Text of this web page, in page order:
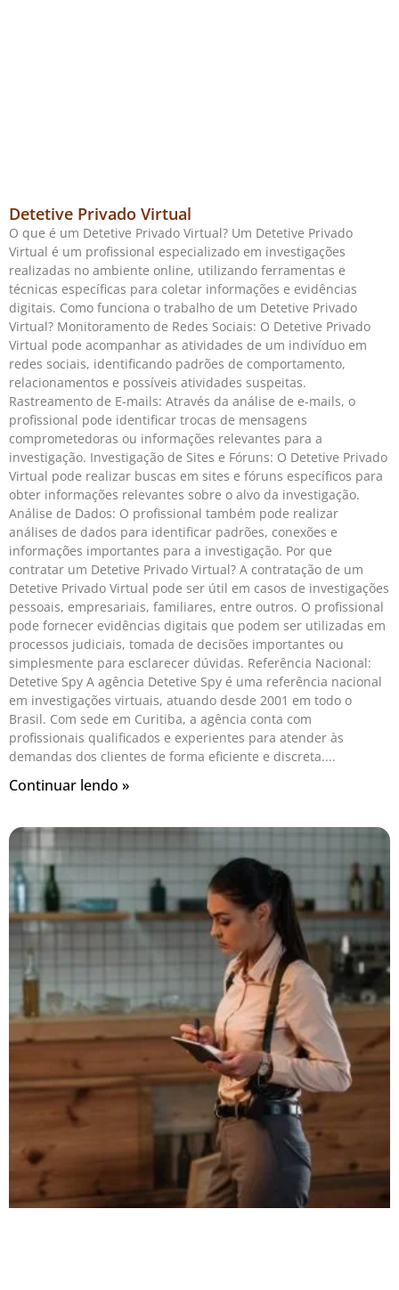
Detetive Privado Virtual
O que é um Detetive Privado Virtual? Um Detetive Privado
Virtual é um profissional especializado em investigações
realizadas no ambiente online, utilizando ferramentas e
técnicas específicas para coletar informações e evidências
digitais. Como funciona o trabalho de um Detetive Privado
Virtual? Monitoramento de Redes Sociais: O Detetive Privado
Virtual pode acompanhar as atividades de um indivíduo em
redes sociais, identificando padrões de comportamento,
relacionamentos e possíveis atividades suspeitas.
Rastreamento de E-mails: Através da análise de e-mails, o
profissional pode identificar trocas de mensagens
comprometedoras ou informações relevantes para a
investigação. Investigação de Sites e Fóruns: O Detetive Privado
Virtual pode realizar buscas em sites e fóruns específicos para
obter informações relevantes sobre o alvo da investigação.
Análise de Dados: O profissional também pode realizar
análises de dados para identificar padrões, conexões e
informações importantes para a investigação. Por que
contratar um Detetive Privado Virtual? A contratação de um
Detetive Privado Virtual pode ser útil em casos de investigações
pessoais, empresariais, familiares, entre outros. O profissional
pode fornecer evidências digitais que podem ser utilizadas em
processos judiciais, tomada de decisões importantes ou
simplesmente para esclarecer dúvidas. Referência Nacional:
Detetive Spy A agência Detetive Spy é uma referência nacional
em investigações virtuais, atuando desde 2001 em todo o
Brasil. Com sede em Curitiba, a agência conta com
profissionais qualificados e experientes para atender às
demandas dos clientes de forma eficiente e discreta.
Continuar lendo »